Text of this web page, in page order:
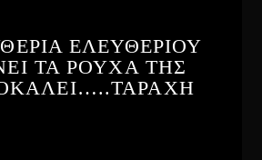
ΕΛΕΥΘΕΡΙΟΥ
ΤΑ ΡΟΥΧΑ ΤΗΣ